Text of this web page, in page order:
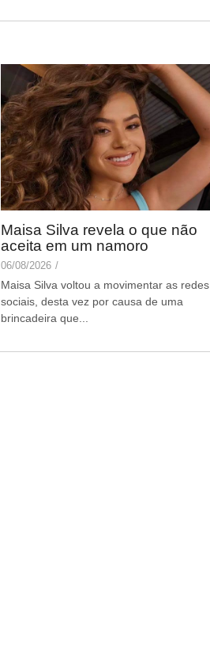
Maisa Silva revela o que não
aceita em um namoro
06/08/2026 /
Maisa Silva voltou a movimentar as redes
sociais, desta vez por causa de uma
brincadeira que...